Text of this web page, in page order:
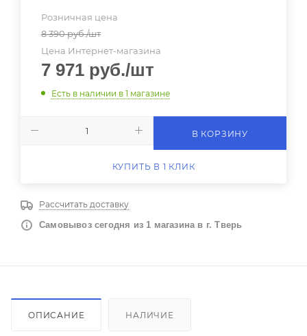
Розничная цена
8 390руб./шт
Цена Интернет-магазина
7 971 руб./шт
Есть в наличии в 1 магазине
В КОРЗИНУ
КУПИТЬ В 1 КЛИК
Рассчитать доставку
Самовывоз сегодня из 1 магазина в г. Тверь
ОПИСАНИЕ НАЛИЧИЕ